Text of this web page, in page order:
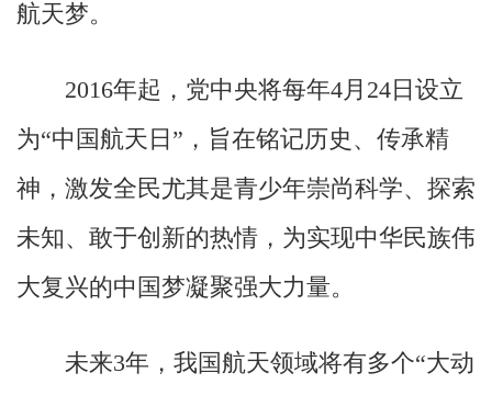
航天梦。
2016年起，党中央将每年4月24日设立
为“中国航天日”，旨在铭记历史、传承精
神，激发全民尤其是青少年崇尚科学、探索
未知、敢于创新的热情，为实现中华民族伟
大复兴的中国梦凝聚强大力量。
未来3年，我国航天领域将有多个“大动